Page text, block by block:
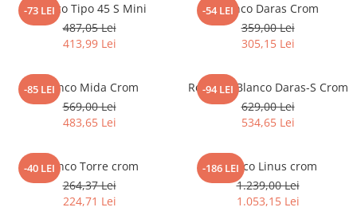
-73 LEI
Blanco Tipo 45 S Mini
487,05 Lei
413,99 Lei
-54 LEIBlanco Daras Crom
359,00 Lei
305,15 Lei
-85 LEIBlanco Mida Crom
569,00 Lei
483,65 Lei
-94 LEI
Robineti Blanco Daras-S Crom
629,00 Lei
534,65 Lei
-40 LEIBlanco Torre crom
264,37 Lei
224,71 Lei
-186 LEIBlanco Linus crom
1.239,00 Lei
1.053,15 Lei